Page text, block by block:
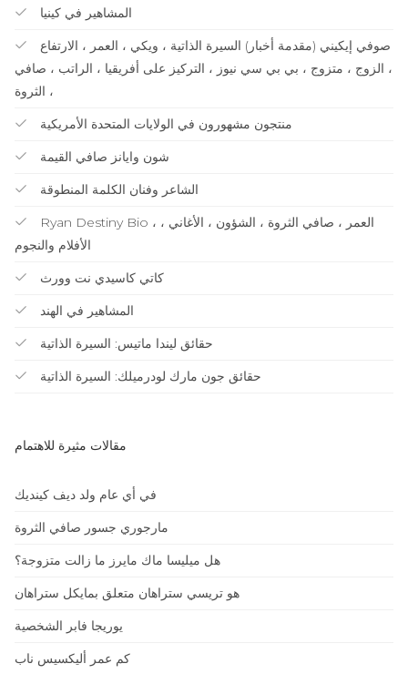
المشاهير في كينيا
، الزوج ، متزوج ، بي بي سي نيوز ، التركيز على أفريقيا ، الراتب ، صافي
الثروة ،
منتجون مشهورون في الولايات المتحدة الأمريكية
شون وايانز صافي القيمة
الشاعر وفنان الكلمة المنطوقة
Ryan Destiny Bio ، العمر ، صافي الثروة ، الشؤون ، الأغاني ،
الأفلام والنجوم
كاتي كاسيدي نت وورث
المشاهير في الهند
حقائق ليندا ماتيس: السيرة الذاتية
حقائق جون مارك لودرميلك: السيرة الذاتية
مقالات مثيرة للاهتمام
في أي عام ولد ديف كينديك
مارجوري جسور صافي الثروة
هل ميليسا ماك مايرز ما زالت متزوجة؟
هو تريسي ستراهان متعلق بمايكل ستراهان
يوريجا فابر الشخصية
كم عمر أليكسيس ناب